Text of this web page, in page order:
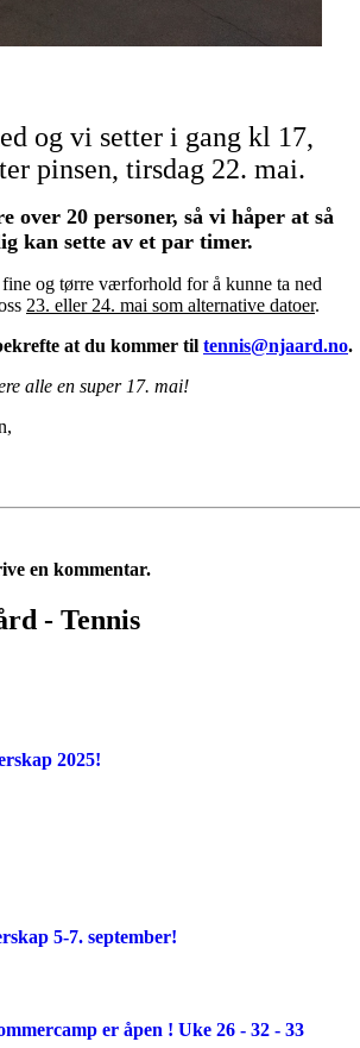
og vi setter i gang kl 17,
pinsen, tirsdag 22. mai.
over 20 personer, så vi håper at så
kan sette av et par timer.
og tørre værforhold for å kunne ta ned
23. eller 24. mai som alternative datoer.
at du kommer til tennis@njaard.no.
alle en super 17. mai!
en kommentar.
- Tennis
2025!
5-7. september!
er åpen ! Uke 26 - 32 - 33